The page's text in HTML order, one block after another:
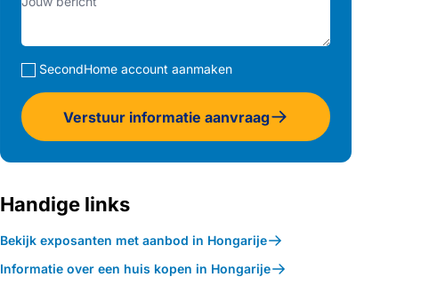
SecondHome account aanmaken
Verstuur informatie aanvraag
Handige links
Bekijk exposanten met aanbod in Hongarije
Informatie over een huis kopen in Hongarije